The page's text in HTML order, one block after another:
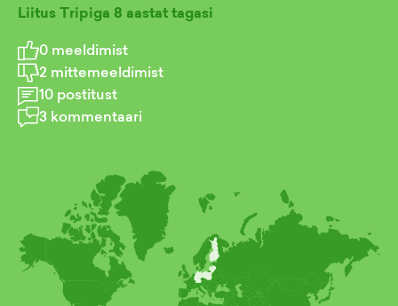
Liitus Tripiga 8 aastat tagasi
0 meeldimist
2 mittemeeldimist
10 postitust
3 kommentaari